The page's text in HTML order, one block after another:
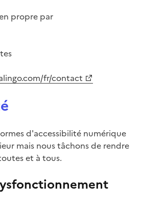
propre par
fr/contact
d'accessibilité numérique
mais nous tâchons de rendre
et à tous.